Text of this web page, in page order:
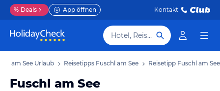
% Deals App öffnen Kontakt
Hotel, Reiseziel
am See Urlaub Reisetipps Fuschl am See Reisetipp Fuschl am See
Fuschl am See